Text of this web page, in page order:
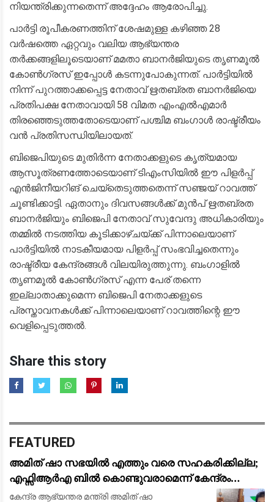
നിയന്ത്രിക്കുന്നതെന്ന് അദ്ദേഹം ആരോപിച്ചു.
​പാർട്ടി രൂപീകരണത്തിന് ശേഷമുള്ള കഴിഞ്ഞ 28
വർഷത്തെ ഏറ്റവും വലിയ ആഭ്യന്തര
തർക്കങ്ങളിലൂടെയാണ് മമതാ ബാനർജിയുടെ തൃണമൂൽ
കോൺഗ്രസ് ഇപ്പോൾ കടന്നുപോകുന്നത്. പാർട്ടിയിൽ
നിന്ന് പുറത്താക്കപ്പെട്ട നേതാവ് ഋതബ്രത ബാനർജിയെ
പ്രതിപക്ഷ നേതാവായി 58 വിമത എംഎൽഎമാർ
തിരഞ്ഞെടുത്തതോടെയാണ് പശ്ചിമ ബംഗാൾ രാഷ്ട്രീയം
വൻ പ്രതിസന്ധിയിലായത്.
​ബിജെപിയുടെ മുതിർന്ന നേതാക്കളുടെ കൃത്യമായ
ആസൂത്രണത്തോടെയാണ് ടിഎംസിയിൽ ഈ പിളർപ്പ്
എൻജിനീയറിങ് ചെയ്തെടുത്തതെന്ന് സഞ്ജയ് റാവത്ത്
ചൂണ്ടിക്കാട്ടി. ഏതാനും ദിവസങ്ങൾക്ക് മുൻപ് ഋതബ്രത
ബാനർജിയും ബിജെപി നേതാവ് സുവേന്ദു അധികാരിയും
തമ്മിൽ നടത്തിയ കൂടിക്കാഴ്ചയ്ക്ക് പിന്നാലെയാണ്
പാർട്ടിയിൽ നാടകീയമായ പിളർപ്പ് സംഭവിച്ചതെന്നും
രാഷ്ട്രീയ കേന്ദ്രങ്ങൾ വിലയിരുത്തുന്നു. ബംഗാളിൽ
തൃണമൂൽ കോൺഗ്രസ് എന്ന പേര് തന്നെ
ഇല്ലാതാക്കുമെന്ന ബിജെപി നേതാക്കളുടെ
പ്രസ്താവനകൾക്ക് പിന്നാലെയാണ് റാവത്തിന്റെ ഈ
വെളിപ്പെടുത്തൽ.
Share this story
FEATURED
അമിത് ഷാ സഭയിൽ എത്തും വരെ സഹകരിക്കില്ല;
എഫ്സിആർഎ ബിൽ കൊണ്ടുവരാമെന്ന് കേന്ദ്രം
കരുതേണ്ട: കെ സി വേണു​ഗോപാൽ
കേന്ദ്ര ആഭ്യന്തര മന്ത്രി അമിത് ഷാ